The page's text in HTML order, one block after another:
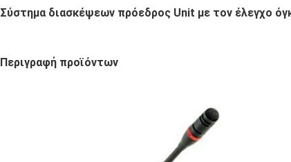
Σύστημα διασκέψεων πρόεδρος Unit με τον έλεγχο
Περιγραφή προϊόντων